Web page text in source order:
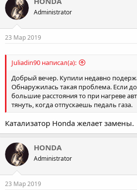
t
i
o
n
s
Administrator
23 Мар 2019
Juliadin90 написал(а):
Добрый вечер. Купили недавно
Обнаружилась такая проблема. Если
большие расстояния то при нагреве
тянуть, когда отпускаешь педаль газа.
Катализатор Honda желает замены.
HONDA
Administrator
23 Мар 2019